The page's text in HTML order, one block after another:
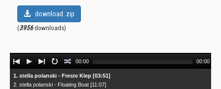
download .zip
(3956downloads)
Audio
Player
1. stella polanski - Freste Klep [03:51]
2. stella polanski - Floating Boat [11:07]
00:00 00:00